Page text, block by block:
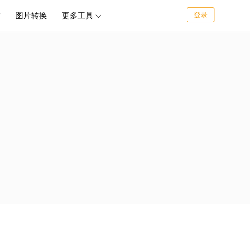
图片转换 更多工具  登录